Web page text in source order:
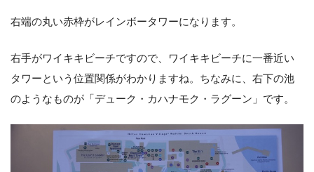
右端の丸い赤枠がレインボータワーになります。
右手がワイキキビーチですので、ワイキキビーチに一番近い
タワーという位置関係がわかりますね。ちなみに、右下の池
のようなものが「デューク・カハナモク・ラグーン」です。